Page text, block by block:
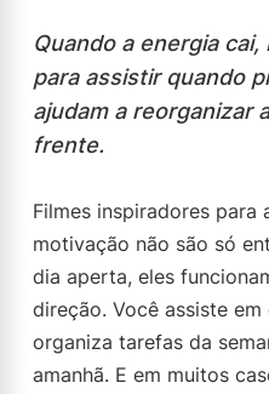
Quando a energia
para assistir quando
ajudam a reorganizar
frente.
Filmes inspiradores para
motivação não são só
dia aperta, eles
direção. Você assiste
organiza tarefas da
amanhã. E em muitos